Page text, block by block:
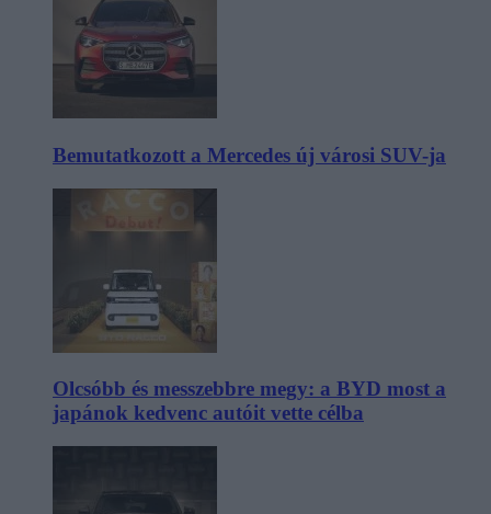
Bemutatkozott a Mercedes új városi SUV-ja
Olcsóbb és messzebbre megy: a BYD most a
japánok kedvenc autóit vette célba